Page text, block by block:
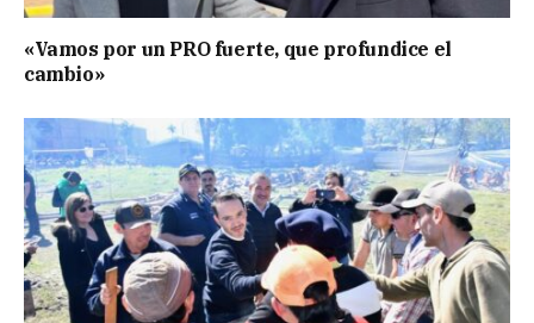
«Vamos por un PRO fuerte, que profundice el
cambio»